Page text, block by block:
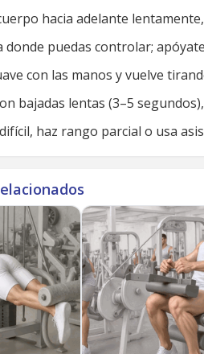
hacia adelante
donde puedas controlar;
con las manos y vuelve
bajadas lentas (3–5
haz rango parcial o usa